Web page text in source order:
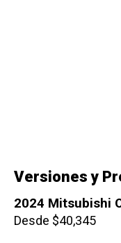
Versiones y
2024 Mitsubishi
Desde $40,345